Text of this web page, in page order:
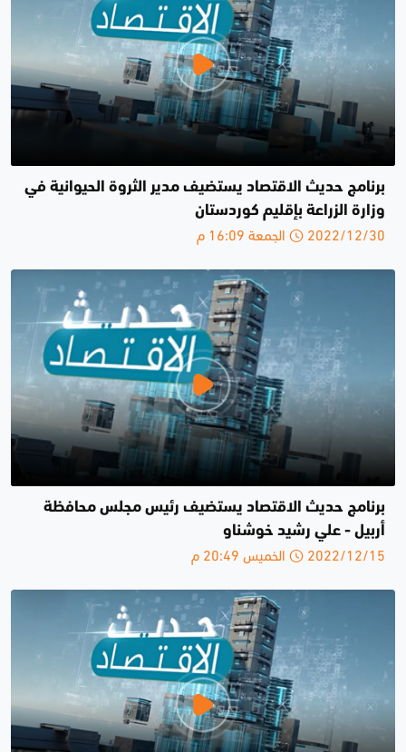
برنامج حديث الاقتصاد يستضيف مدير الثروة الحيوانية في
وزارة الزراعة بإقليم كوردستان
2022/12/30 الجمعة 16:09 م
برنامج حديث الاقتصاد يستضيف رئيس مجلس محافظة
أربيل - علي رشيد خوشناو
2022/12/15 الخميس 20:49 م